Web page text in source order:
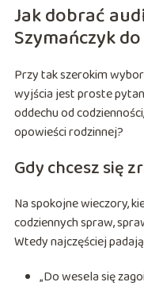
Jak dobrać
Szymańczyk
Przy tak szerokim
wyjścia jest proste
oddechu od
opowieści rodzinnej?
Gdy chcesz się
Na spokojne wieczory,
codziennych spraw,
Wtedy najczęściej
„Do wesela się